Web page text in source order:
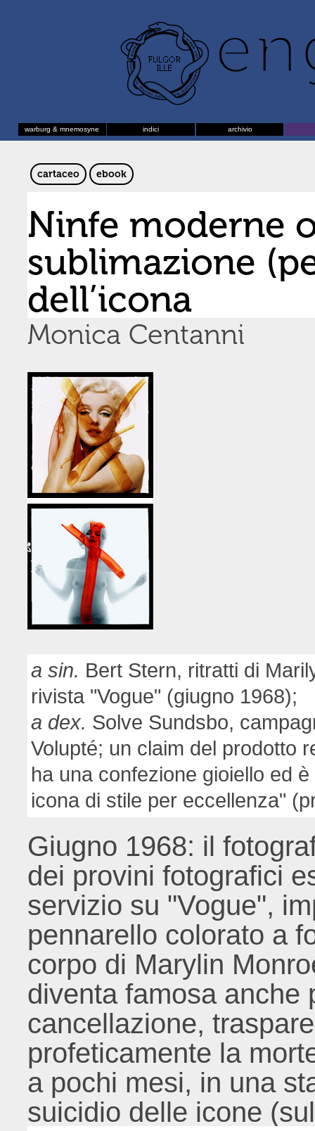
warburg & mnemosyne indici archivio
cartaceo ebook
Ninfe moderne
sublimazione
dell’icona
Monica Centanni
a sin. Bert Stern, ritratti di
rivista "Vogue" (giugno 1968);
a dex. Solve Sundsbo,
Volupté; un claim del prodotto
ha una confezione gioiello ed
icona di stile per eccellenza"
Giugno 1968: il
dei provini fotografici
servizio su "Vogue",
pennarello colorato a
corpo di Marylin
diventa famosa anche
cancellazione,
profeticamente la
a pochi mesi, in una
suicidio delle icone